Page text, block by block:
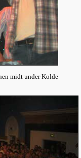
midt under Kolde